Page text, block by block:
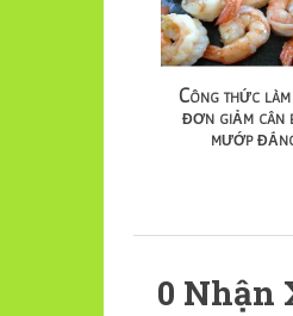
Công thức
đơn giảm cân
mướp
0 Nhận